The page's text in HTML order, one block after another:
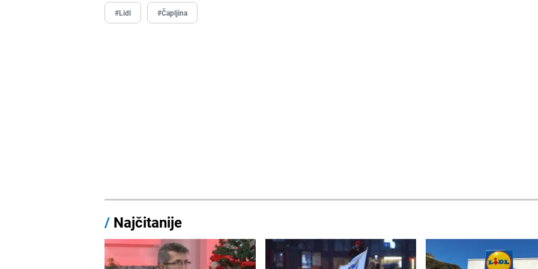
#Lidl #Čapljina
/ Najčitanije